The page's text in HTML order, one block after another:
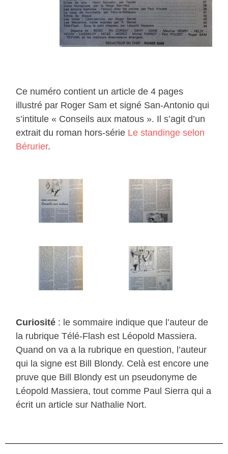
Ce numéro contient un article de 4 pages
illustré par Roger Sam et signé San-Antonio qui
s’intitule « Conseils aux matous ». Il s’agit d’un
extrait du roman hors-série Le standinge selon
Bérurier.
Curiosité : le sommaire indique que l’auteur de
la rubrique Télé-Flash est Léopold Massiera.
Quand on va a la rubrique en question, l’auteur
qui la signe est Bill Blondy. Celà est encore une
pruve que Bill Blondy est un pseudonyme de
Léopold Massiera, tout comme Paul Sierra qui a
écrit un article sur Nathalie Nort.